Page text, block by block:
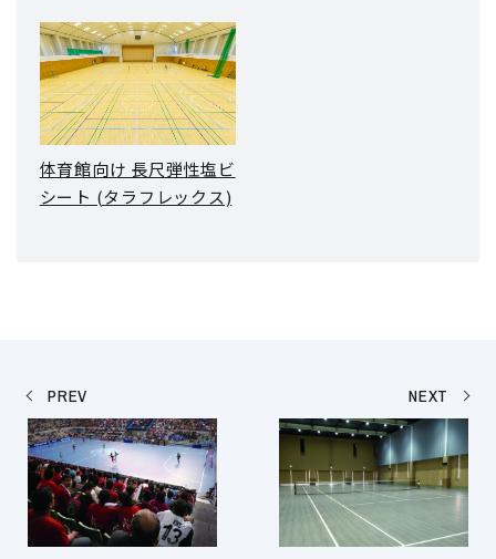
体育館向け 長尺弾性塩ビ
シート (タラフレックス)
PREV NEXT